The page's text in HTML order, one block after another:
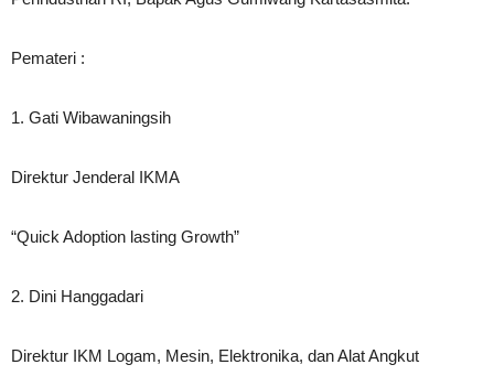
Pemateri :
1. Gati Wibawaningsih
Direktur Jenderal IKMA
“Quick Adoption lasting Growth”
2. Dini Hanggadari
Direktur IKM Logam, Mesin, Elektronika, dan Alat Angkut